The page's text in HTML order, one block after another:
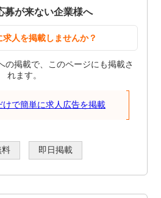
募が来ない企業様へ
求人を掲載しませんか？
の掲載で、このページにも掲載さ
れます。
けで簡単に求人広告を掲載
料 即日掲載